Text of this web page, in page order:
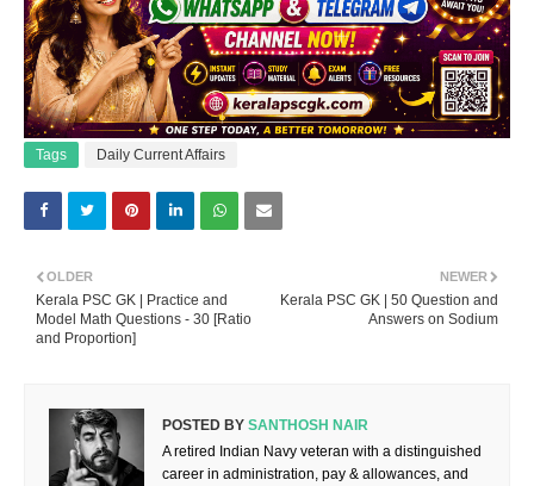
Tags Daily Current Affairs
NEWER
Kerala PSC GK | 50 Question and
Answers on Sodium
OLDER
Kerala PSC GK | Practice and
Model Math Questions - 30 [Ratio
and Proportion]
POSTED BY SANTHOSH NAIR
A retired Indian Navy veteran with a distinguished
career in administration, pay & allowances, and